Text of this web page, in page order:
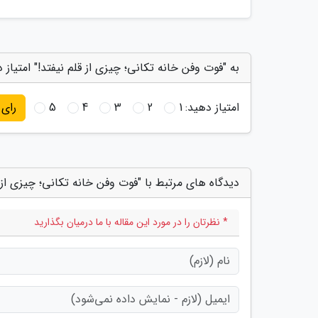
به "فوت وفن خانه تکانی؛ چیزی از قلم نیفتد!"
امتیاز دهید:1
2
3
4
5 رای
دیدگاه های مرتبط با "فوت وفن خانه تکانی؛ چیزی
* نظرتان را در مورد این مقاله با ما درمیان بگذارید